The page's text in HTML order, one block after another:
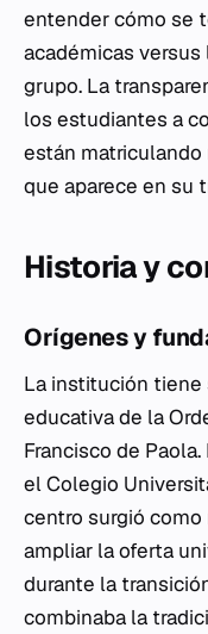
entender cómo se
académicas
grupo. La
los estudiantes a
están matriculando
que aparece en su
Historia y
Orígenes y
La institución tiene
educativa de la
Francisco de
el Colegio
centro surgió
ampliar la oferta
durante la
combinaba la